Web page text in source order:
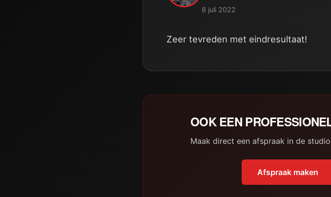
8 juli 2022
Zeer tevreden met eindresultaat!
OOK EEN
Maak direct een afspraak in de
Afspraak maken